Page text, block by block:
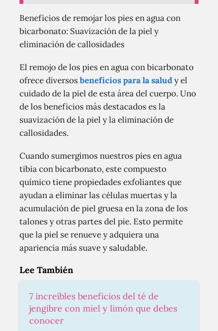
Beneficios de remojar los pies en agua con
bicarbonato: Suavización de la piel y
eliminación de callosidades
El remojo de los pies en agua con bicarbonato
ofrece diversosbeneficios para la saludy el
cuidado de la piel de esta área del cuerpo. Uno
de los beneficios más destacados es la
suavización de la piel y la eliminación de
callosidades.
Cuando sumergimos nuestros pies en agua
tibia con bicarbonato, este compuesto
químico tiene propiedades exfoliantes que
ayudan a eliminar las células muertas y la
acumulación de piel gruesa en la zona de los
talones y otras partes del pie. Esto permite
que la piel se renueve y adquiera una
apariencia más suave y saludable.
Lee También
7 increíbles beneficios del té de
jengibre con miel y limón que debes
conocer